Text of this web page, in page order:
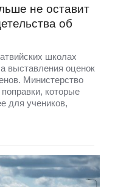
не оставит
об
школах
выставления оценок
Министерство
которые
для учеников,